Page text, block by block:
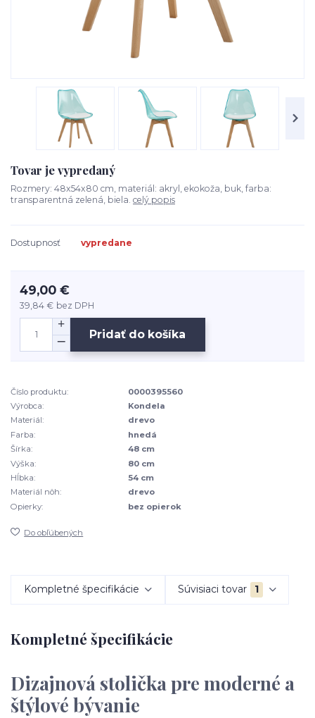
Tovar je vypredaný
Rozmery: 48x54x80 cm, materiál: akryl, ekokoža, buk, farba:
transparentná zelená, biela. celý popis
Dostupnosť vypredane
49,00 €
39,84 € bez DPH
Pridať do košíka
Číslo produktu:
0000395560
Výrobca:
Kondela
Materiál:
drevo
Farba:
hnedá
Šírka:
48 cm
Výška:
80 cm
Hĺbka:
54 cm
Materiál nôh:
drevo
Opierky:
bez opierok
Do obľúbených
Kompletné špecifikácie Súvisiaci tovar 1
Kompletné špecifikácie
Dizajnová stolička pre moderné a
štýlové bývanie